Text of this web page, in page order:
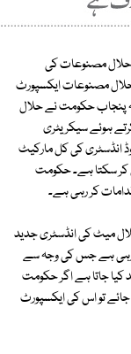
حلال مصنوعات کی
حلال مصنوعات ایکسپورٹ
کہ پنجاب حکومت نے حلال
ہوئے سیکریٹری
انڈسٹری کی کل مارکیٹ
کر سکتا ہے۔ حکومت
کر رہی ہے۔
میٹ کی انڈسٹری جدید
جا رہی ہے جس کی وجہ سے
جاتا ہے اگر حکومت
تو اس کی ایکسپورٹ